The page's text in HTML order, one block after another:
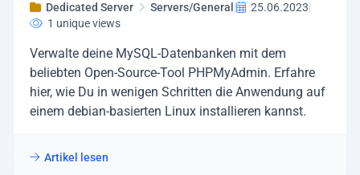
Dedicated Server Servers/General | 25.06.2023|
1 unique views
Verwalte deine MySQL-Datenbanken mit dem
beliebten Open-Source-Tool PHPMyAdmin. Erfahre
hier, wie Du in wenigen Schritten die Anwendung auf
einem debian-basierten Linux installieren kannst.
Artikel lesen